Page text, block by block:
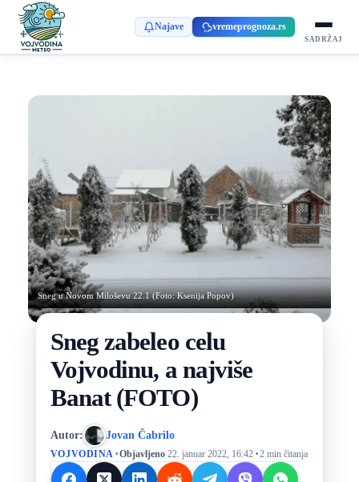
Najave vremeprognoza.rs
SADRŽAJ
Sneg u Novom Miloševu 22.1 (Foto: Ksenija Popov)
Sneg zabeleo celu
Vojvodinu, a najviše
Banat (FOTO)
Autor: Jovan Čabrilo
VOJVODINA ·Objavljeno 22. januar 2022, 16:42 ·2 min čitanja